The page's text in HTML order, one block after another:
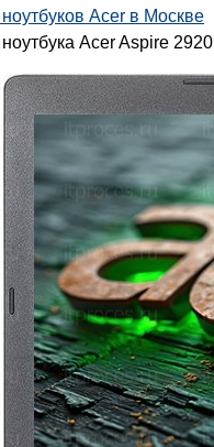
Acer в Москве
Acer Aspire 2920